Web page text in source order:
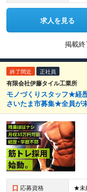
求人を見る
掲載終
終了間近 正社員
有限会社伊藤タイル工業所
モノづくりスタッフ★経
さいたま市募集★全員が
応募資格